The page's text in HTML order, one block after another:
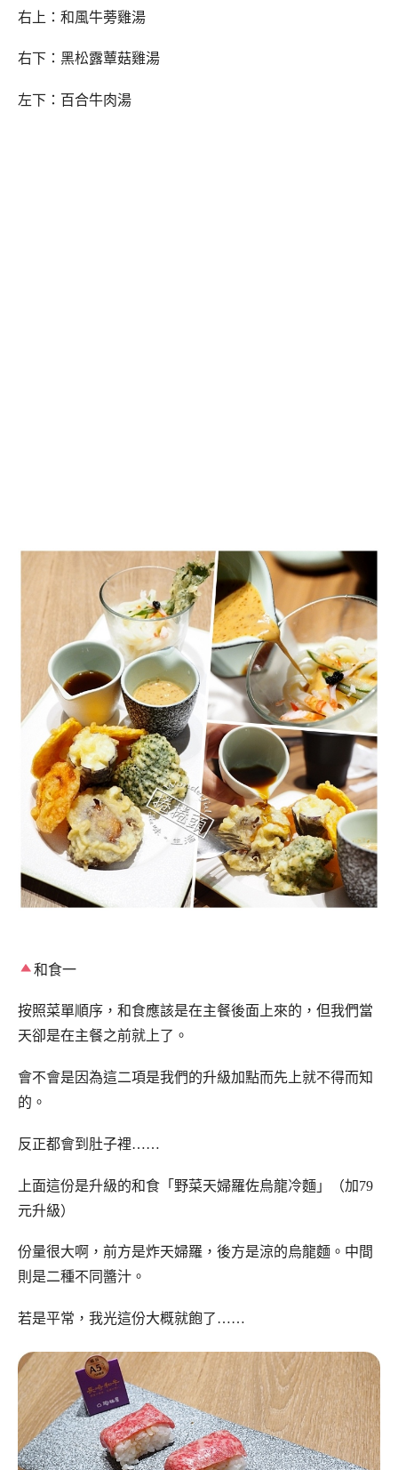
右上：和風牛蒡雞湯
右下：黑松露蕈菇雞湯
左下：百合牛肉湯
和食一
按照菜單順序，和食應該是在主餐後面上來的，但我們當
天卻是在主餐之前就上了。
會不會是因為這二項是我們的升級加點而先上就不得而知
的。
反正都會到肚子裡……
上面這份是升級的和食「野菜天婦羅佐烏龍冷麵」（加79
元升級）
份量很大啊，前方是炸天婦羅，後方是涼的烏龍麵。中間
則是二種不同醬汁。
若是平常，我光這份大概就飽了……